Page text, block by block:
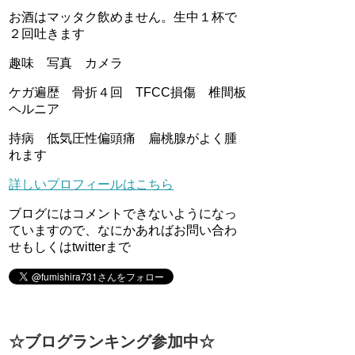
お酒はマッタク飲めません。生中１杯で
２回吐きます
趣味 写真 カメラ
ケガ遍歴 骨折４回 TFCC損傷 椎間板
ヘルニア
持病 低気圧性偏頭痛 扁桃腺がよく腫
れます
詳しいプロフィールはこちら
ブログにはコメントできないようになっ
ていますので、なにかあればお問い合わ
せもしくはtwitterまで
☆ブログランキング参加中☆